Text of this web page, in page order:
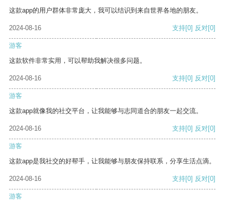
这款app的用户群体非常庞大，我可以结识到来自世界各地的朋友。
2024-08-16 支持[0] 反对[0]
游客
这款软件非常实用，可以帮助我解决很多问题。
2024-08-16 支持[0] 反对[0]
游客
这款app就像我的社交平台，让我能够与志同道合的朋友一起交流。
2024-08-16 支持[0] 反对[0]
游客
这款app是我社交的好帮手，让我能够与朋友保持联系，分享生活点滴。
2024-08-16 支持[0] 反对[0]
游客